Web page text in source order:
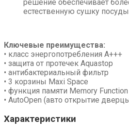
решение обеспечивает
естественную сушку
Ключевые преимущества:
• класс энергопотребления A+++
• защита от протечек Aquastop
• антибактериальный фильтр
• 3 корзины Maxi Space
• функция памяти Memory Function
• AutoOpen (авто открытие
Характеристики